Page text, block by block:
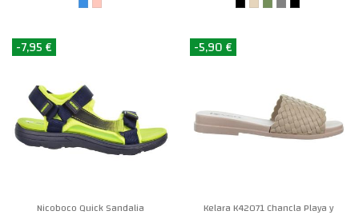
-7,95 €
Nicoboco Quick Sandalia
-5,90 €
Kelara K42071 Chancla Playa y